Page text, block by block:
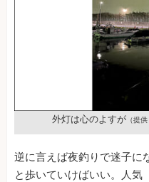
外灯は心のよすが （提
逆に言えば夜釣りで迷子に
と歩いていけばいい。人気